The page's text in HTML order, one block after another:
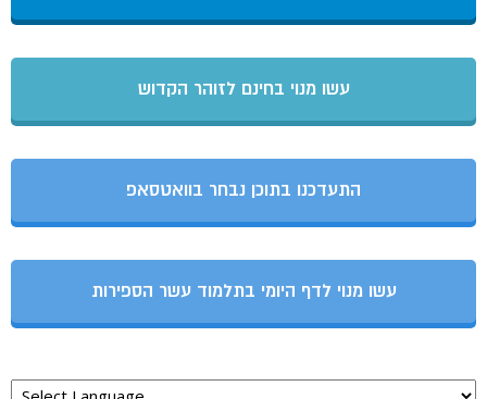
עשו מנוי בחינם לזוהר הקדוש
התעדכנו בתוכן נבחר בוואטסאפ
עשו מנוי לדף היומי בתלמוד עשר הספירות